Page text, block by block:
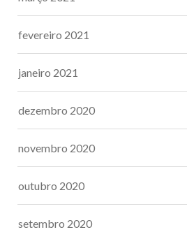
fevereiro 2021
janeiro 2021
dezembro 2020
novembro 2020
outubro 2020
setembro 2020